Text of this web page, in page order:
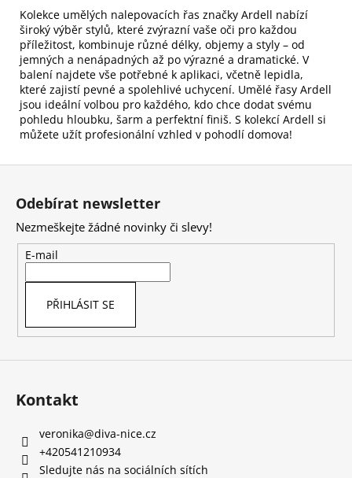
Kolekce umělých nalepovacích řas značky Ardell nabízí
široký výběr stylů, které zvýrazní vaše oči pro každou
příležitost, kombinuje různé délky, objemy a styly – od
jemných a nenápadných až po výrazné a dramatické. V
balení najdete vše potřebné k aplikaci, včetně lepidla,
které zajistí pevné a spolehlivé uchycení. Umělé řasy Ardell
jsou ideální volbou pro každého, kdo chce dodat svému
pohledu hloubku, šarm a perfektní finiš. S kolekcí Ardell si
můžete užít profesionální vzhled v pohodlí domova!
HOUBIČKA
NA
MAKE-
UP,
KULATÁ
59
Kč
Z
Odebírat newsletter
Nezmeškejte žádné novinky či slevy!
E-mail
PŘIHLÁSIT SE
Kontakt
veronika@diva-nice.cz
+420541210934
Sledujte nás na sociálních sítích